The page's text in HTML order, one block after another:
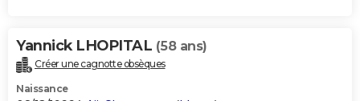
Yannick LHOPITAL (58 ans)
Créer une cagnotte obsèques
Naissance